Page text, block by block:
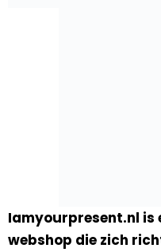
Iamyourpresent.nl is
webshop die zich